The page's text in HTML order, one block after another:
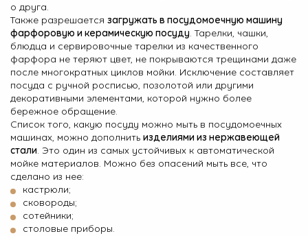
о друга.
Также разрешается загружать в посудомоечную машину
фарфоровую и керамическую посуду . Тарелки, чашки,
блюдца и сервировочные тарелки из качественного
фарфора не теряют цвет, не покрываются трещинами даже
после многократных циклов мойки. Исключение составляет
посуда с ручной росписью, позолотой или другими
декоративными элементами, которой нужно более
бережное обращение.
Список того, какую посуду можно мыть в посудомоечных
машинах, можно дополнитьизделиями из нержавеющей
стали . Это один из самых устойчивых к автоматической
мойке материалов. Можно без опасений мыть все, что
сделано из нее:
кастрюли;
сковороды;
сотейники;
столовые приборы.